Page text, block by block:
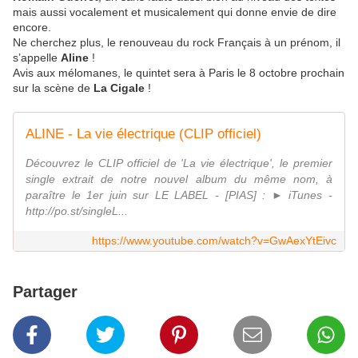
mais aussi vocalement et musicalement qui donne envie de dire
encore.
Ne cherchez plus, le renouveau du rock Français à un prénom, il
s’appelle Aline !
Avis aux mélomanes, le quintet sera à Paris le 8 octobre prochain
sur la scène de La Cigale !
ALINE - La vie électrique (CLIP officiel)
Découvrez le CLIP officiel de 'La vie électrique', le premier
single extrait de notre nouvel album du même nom, à
paraître le 1er juin sur LE LABEL - [PIAS] : ► iTunes -
http://po.st/singleL...
https://www.youtube.com/watch?v=GwAexYtEivc
Partager